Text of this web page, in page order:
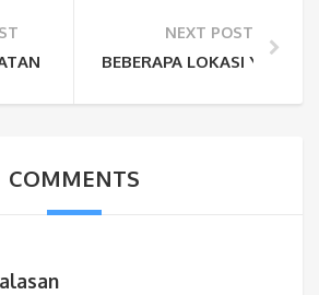
FESTIVAL LEMBAH BALIEM YANG
NEXT POST
BEBERAPA LOKASI YANG
COMMENTS